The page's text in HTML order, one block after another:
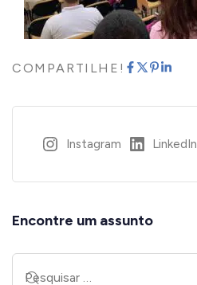
COMPARTILHE!
Instagram LinkedIn
Encontre um assunto